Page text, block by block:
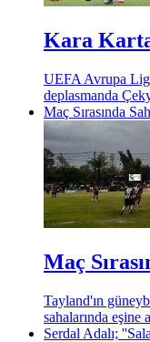
Kara
UEFA Avrupa
deplasmanda
Maç Sırasında
Maç
Tayland'ın
sahalarında eşine
Serdal Adalı;